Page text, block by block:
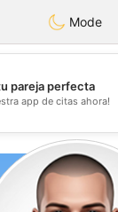
Maroc
Mode
💕
pareja perfecta
app de citas ahora!